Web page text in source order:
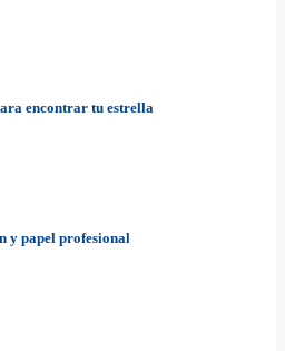
encontrar tu estrella
y papel profesional